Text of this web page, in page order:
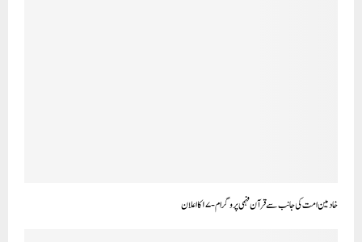
خادمین امت کی جانب سے قرآن فہمی پروگرام-۱۷ کا اعلان